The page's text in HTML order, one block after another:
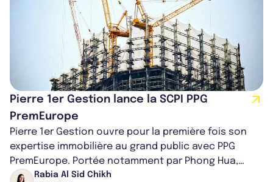
Pierre 1er Gestion lance la SCPI PPG
PremEurope
Pierre 1er Gestion ouvre pour la première fois son
expertise immobilière au grand public avec PPG
PremEurope. Portée notamment par Phong Hua,
ancien directeur des investissements d...
Rabia Al Sid Chikh